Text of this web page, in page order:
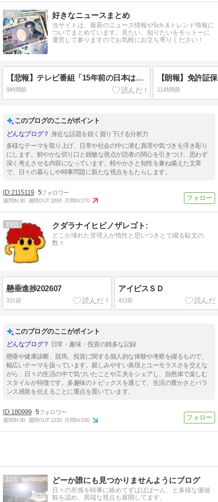
9 好きなニュースまとめ
当サイトは、最新のニュース情報や5ch &トレンド情報に
ついてまとめています。見たい、知りたいをモットーに
運営して参りますのでお気軽にお立ち寄りください！
【悲報】テレビ番組「15年前の日本はすごかった」→ドル円75円
9時間前 11時間前
このブログのここがポイント
身近な話題を鋭く掘り下げる分析力
多様なテーマを取り上げ、日常や社会の中に潜む真理や気づきを浮き彫り
にします。鮮やかな切り口と鋭敏な視点が読者の関心を引きつけ、思わず
深く考えさせる内容になっています。軽やかさと知性を兼ね備えた文章
で、日々の暮らしや時事問題に新たな視点をもたらします。
2115119 5
週間IN:80 週間OUT:1890 月間IN:370
10 クダラナイヒビノザレゴト:
どこか壊れた管理人が惰性と思いつきとで綴る駄文の
数々
懸垂進捗202607
3日前
アイビスＳＤ
4日前
このブログのここがポイント
日常・趣味・投資の雑多な記録
懸垂や健康診断、競馬、投資に関する個人的な体験や考察を綴るもので、
幅広いテーマを扱っています。親しみやすい表現とユーモラスさを交えな
がら、日々の生活の中で気づいたことや工夫をシェアし、自然体で楽しむ
スタイルが特徴です。多趣味のトピックスを通じて、生活の豊かさとバラ
ンス感覚を伝えることに重点を置いています。
180999 5
週間IN:80 週間OUT:1330 月間IN:330
11 どーか誰にも見つかりませんようにブログ
日々の所感を時事に絡めてずばばばーん、と多様な価値
観を認め、異端な視点も展開してます。